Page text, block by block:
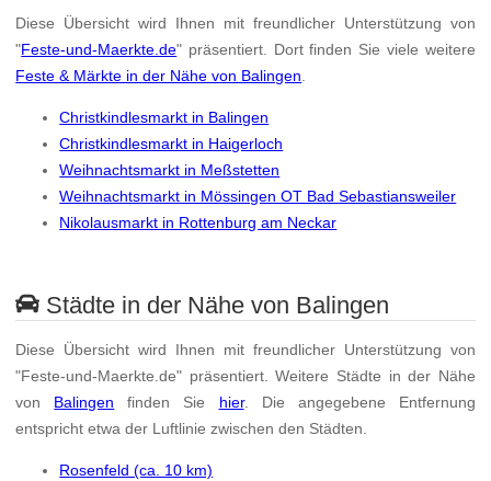
Diese Übersicht wird Ihnen mit freundlicher Unterstützung von
"Feste-und-Maerkte.de" präsentiert. Dort finden Sie viele weitere
Feste & Märkte in der Nähe von Balingen
Christkindlesmarkt in Balingen
Christkindlesmarkt in Haigerloch
Weihnachtsmarkt in Meßstetten
Weihnachtsmarkt in Mössingen OT Bad Sebastiansweiler
Nikolausmarkt in Rottenburg am Neckar
Städte in der Nähe von Balingen
Diese Übersicht wird Ihnen mit freundlicher Unterstützung von
"Feste-und-Maerkte.de" präsentiert. Weitere Städte in der Nähe
von Balingen finden Sie hier. Die angegebene Entfernung
entspricht etwa der Luftlinie zwischen den Städten.
Rosenfeld (ca. 10 km)